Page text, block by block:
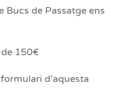
Bucs de Passatge ens
de 150€
d’aquesta